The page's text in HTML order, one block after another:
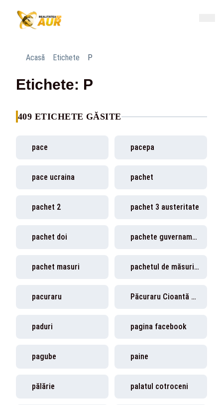
Acasă Etichete P
Etichete: P
409 ETICHETE GĂSITE
pace pacepa
pace ucraina pachet
pachet 2 pachet 3 austeritate
pachet doi pachete guvernamentale
pachet masuri pachetul de măsuri economice și sociale
pacuraru Păcuraru Cioantă Beniamin
paduri pagina facebook
pagube paine
pălărie palatul cotroceni